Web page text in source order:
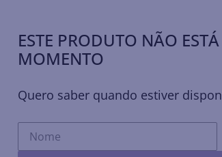
ESTE PRODUTO NÃO
MOMENTO
Quero saber quando estiver